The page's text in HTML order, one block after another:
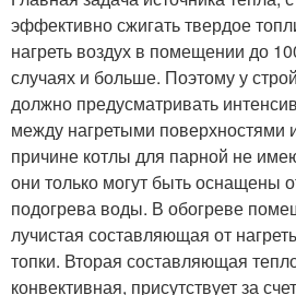
эффективно сжигать твердое
нагреть воздух в помещении до
случаях и больше. Поэтому у
должно предусматривать
между нагретыми поверхностями
причине котлы для парной не
они только могут быть оснащены
подогрева воды. В обогреве
лучистая составляющая от
топки. Вторая составляющая
конвективная, присутствует за